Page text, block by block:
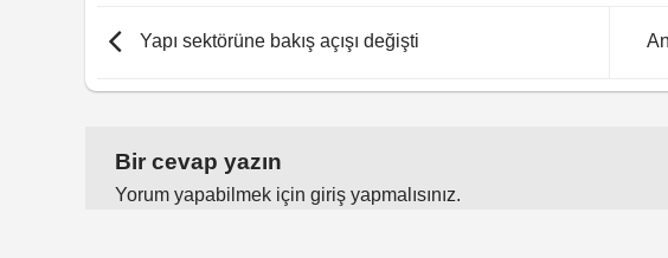
Yapı sektörüne bakış açışı değişti
Bir cevap yazın
Yorum yapabilmek için giriş yapmalısınız.